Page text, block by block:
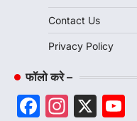
Contact Us
Privacy Policy
फॉलो करे –
Facebook
X